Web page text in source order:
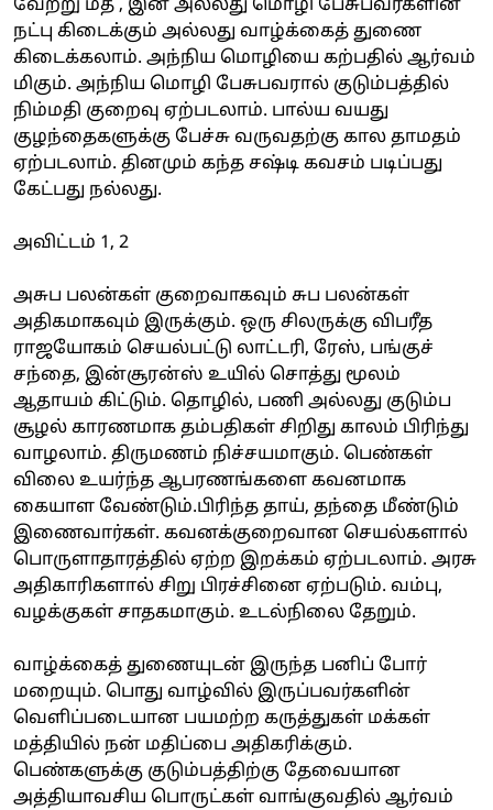
வேற்று மத , இன அல்லது மொழி பேசுபவர்களின்
நட்பு கிடைக்கும் அல்லது வாழ்க்கைத் துணை
கிடைக்கலாம். அந்நிய மொழியை கற்பதில் ஆர்வம்
மிகும். அந்நிய மொழி பேசுபவரால் குடும்பத்தில்
நிம்மதி குறைவு ஏற்படலாம். பால்ய வயது
குழந்தைகளுக்கு பேச்சு வருவதற்கு கால தாமதம்
ஏற்படலாம். தினமும் கந்த சஷ்டி கவசம் படிப்பது
கேட்பது நல்லது.
அவிட்டம் 1, 2
அசுப பலன்கள் குறைவாகவும் சுப பலன்கள்
அதிகமாகவும் இருக்கும். ஒரு சிலருக்கு விபரீத
ராஜயோகம் செயல்பட்டு லாட்டரி, ரேஸ், பங்குச்
சந்தை, இன்சூரன்ஸ் உயில் சொத்து மூலம்
ஆதாயம் கிட்டும். தொழில், பணி அல்லது குடும்ப
சூழல் காரணமாக தம்பதிகள் சிறிது காலம் பிரிந்து
வாழலாம். திருமணம் நிச்சயமாகும். பெண்கள்
விலை உயர்ந்த ஆபரணங்களை கவனமாக
கையாள வேண்டும்.பிரிந்த தாய், தந்தை மீண்டும்
இணைவார்கள். கவனக்குறைவான செயல்களால்
பொருளாதாரத்தில் ஏற்ற இறக்கம் ஏற்படலாம். அரசு
அதிகாரிகளால் சிறு பிரச்சினை ஏற்படும். வம்பு,
வழக்குகள் சாதகமாகும். உடல்நிலை தேறும்.
வாழ்க்கைத் துணையுடன் இருந்த பனிப் போர்
மறையும். பொது வாழ்வில் இருப்பவர்களின்
வெளிப்படையான பயமற்ற கருத்துகள் மக்கள்
மத்தியில் நன் மதிப்பை அதிகரிக்கும்.
பெண்களுக்கு குடும்பத்திற்கு தேவையான
அத்தியாவசிய பொருட்கள் வாங்குவதில் ஆர்வம்